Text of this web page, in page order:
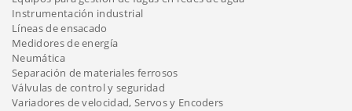
Instrumentación industrial
Líneas de ensacado
Medidores de energía
Neumática
Separación de materiales ferrosos
Válvulas de control y seguridad
Variadores de velocidad, Servos y Encoders